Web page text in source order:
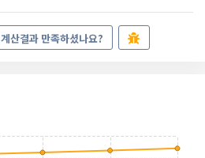
계산결과 만족하셨나요?